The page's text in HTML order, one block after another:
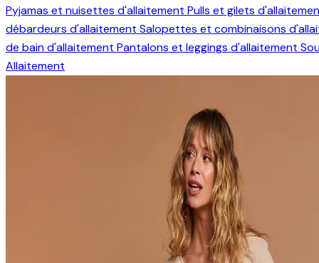
Pyjamas et nuisettes d'allaitement Pulls et gilets
débardeurs d'allaitement Salopettes et combinaisons
de bain d'allaitement Pantalons et leggings d'allaitement
Allaitement